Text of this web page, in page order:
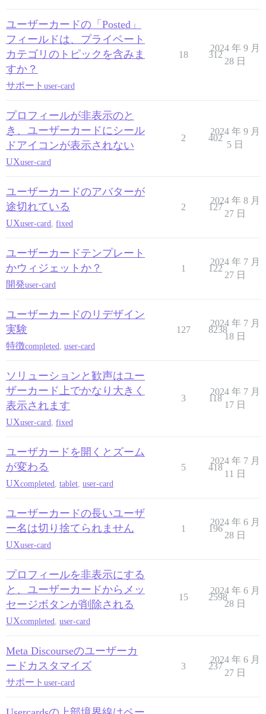
ユーザーカードの「Posted」
フィールドは、プライベート
カテゴリのトピックを含みま
すか？
サポート user-card
18 312
2024 年 9 月
28 日
プロフィールが非表示のと
き、ユーザーカードにシール
ドアイコンが表示されない
UXuser-card
2 402
2024 年 9 月
5 日
ユーザーカードのアバターが
途切れている
UXuser-card fixed
2 127
2024 年 8 月
27 日
ユーザーカードテンプレート
かウィジェットか？
開発user-card
1 122
2024 年 7 月
27 日
ユーザーカードのリデザイン
実験
特徴completed user-card
127 8238
2024 年 7 月
18 日
ソリューションと歓声はユー
ザーカード上でかなり大きく
表示されます
UXuser-card fixed
3 118
2024 年 7 月
17 日
ユーザカードを開くとズーム
が変わる
UXcompleted tablet user-card
5 418
2024 年 7 月
11 日
ユーザーカードの長いユーザ
ー名は切り捨てられません
UXuser-card
1 196
2024 年 6 月
28 日
プロフィールを非表示にする
と、ユーザーカードからメッ
セージボタンが削除される
UXcompleted user-card
15 2598
2024 年 6 月
28 日
Meta Discourseのユーザーカ
ードカスタマイズ
サポート user-card
3 237
2024 年 6 月
27 日